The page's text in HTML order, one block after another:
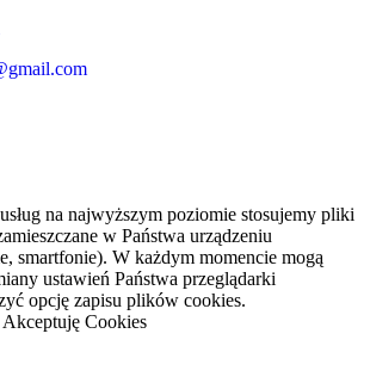
na najwyższym poziomie stosujemy pliki
w Państwa urządzeniu
smartfonie). W każdym momencie mogą
ustawień Państwa przeglądarki
opcję zapisu plików cookies.
Akceptuję Cookies